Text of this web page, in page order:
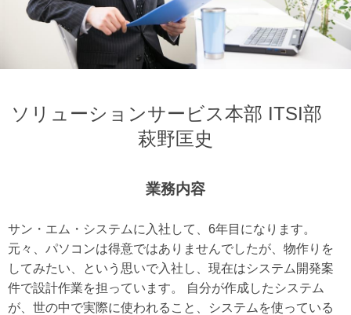
ソリューションサービス本部 ITSI部
萩野匡史
業務内容
サン・エム・システムに入社して、6年目になります。
元々、パソコンは得意ではありませんでしたが、物作りを
してみたい、という思いで入社し、現在はシステム開発案
件で設計作業を担っています。 自分が作成したシステム
が、世の中で実際に使われること、システムを使っている